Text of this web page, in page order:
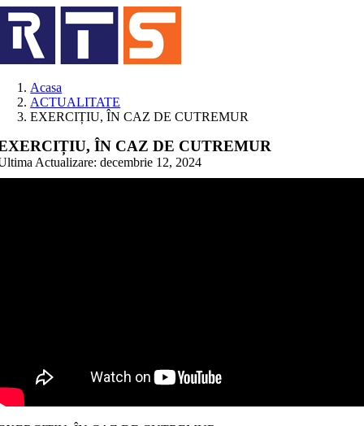
Skip
to
content
Acasa
ACTUALITATE
EXERCIȚIU, ÎN CAZ DE CUTREMUR
ÎN CAZ DE CUTREMUR
Actualizare: decembrie 12, 2024